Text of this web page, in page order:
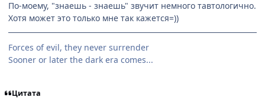
По-моему, "знаешь - знаешь" звучит немного тавтологично.
Хотя может это только мне так кажется=))
Forces of evil, they never surrender
Sooner or later the dark era comes...
Цитата